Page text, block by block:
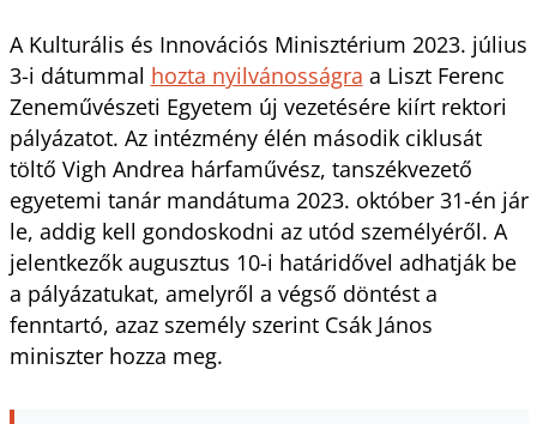
A Kulturális és Innovációs Minisztérium 2023. július
3-i dátummal hozta nyilvánosságra a Liszt Ferenc
Zeneművészeti Egyetem új vezetésére kiírt rektori
pályázatot. Az intézmény élén második ciklusát
töltő Vigh Andrea hárfaművész, tanszékvezető
egyetemi tanár mandátuma 2023. október 31-én jár
le, addig kell gondoskodni az utód személyéről. A
jelentkezők augusztus 10-i határidővel adhatják be
a pályázatukat, amelyről a végső döntést a
fenntartó, azaz személy szerint Csák János
miniszter hozza meg.